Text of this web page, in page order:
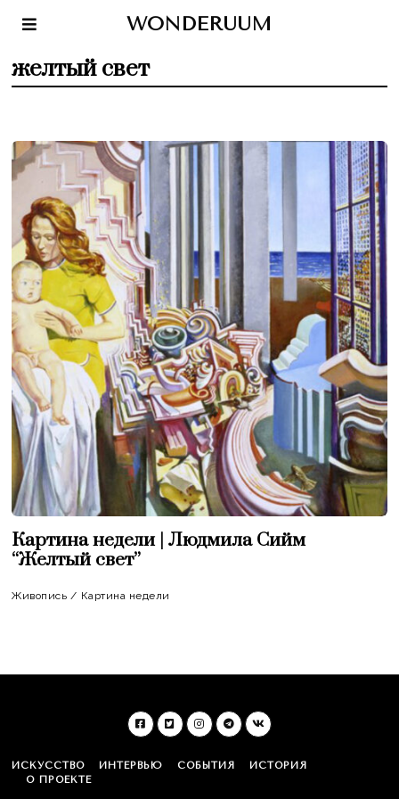
WONDERUUM
желтый свет
Картина недели | Людмила Сийм
“Желтый свет”
Живопись / Картина недели
ИСКУССТВО ИНТЕРВЬЮ СОБЫТИЯ
ИСТОРИЯ
О ПРОЕКТЕ